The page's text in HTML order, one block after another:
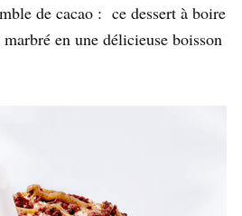
de cacao : ce dessert à boire
en une délicieuse boisson